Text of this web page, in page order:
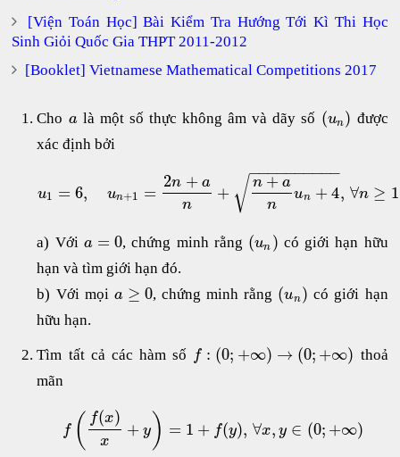
[Viện Toán Học] Bài Kiểm Tra Hướng Tới Kì Thi Học
Sinh Giỏi Quốc Gia THPT 2011-2012
[Booklet] Vietnamese Mathematical Competitions 2017
Cho alà một số thực không âm và dãy số (un) được
xác định bởi
u1 = 6, un+1 =
2n + a
n
+ n + a
n
un + 4
− −
−−−−−−−−
√ , ∀n ≥ 1
a) Với a = 0, chứng minh rằng (un ) có giới hạn hữu
hạn và tìm giới hạn đó.
b) Với mọi a ≥ 0, chứng minh rằng (un) có giới hạn
hữu hạn.
Tìm tất cả các hàm số f : (0; +∞) → (0; +∞) thoả
mãn
f ( f(x)
x
+ y ) = 1 + f(y), ∀x, y ∈ (0; +∞)